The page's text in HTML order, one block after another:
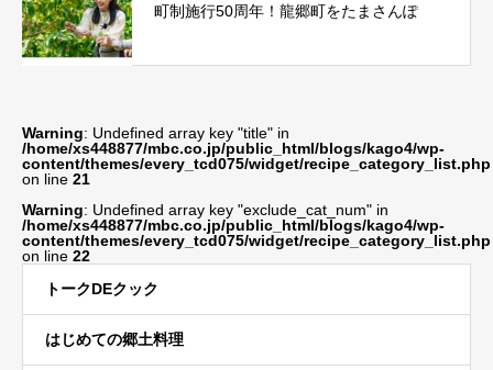
町制施行50周年！龍郷町をたまさんぽ
Warning: Undefined array key "title" in
/home/xs448877/mbc.co.jp/public_html/blogs/kago4/wp-
content/themes/every_tcd075/widget/recipe_category_list.php
on line 21
Warning: Undefined array key "exclude_cat_num" in
/home/xs448877/mbc.co.jp/public_html/blogs/kago4/wp-
content/themes/every_tcd075/widget/recipe_category_list.php
on line 22
トークDEクック
はじめての郷土料理